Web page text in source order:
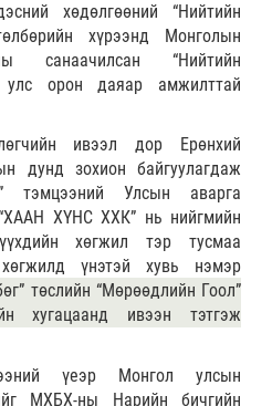
хөдөлгөөний “Нийтийн
хүрээнд Монголын
санаачилсан “Нийтийн
улс орон даяар амжилттай
ивээл дор Ерөнхий
дунд зохион байгуулагдаж
тэмцээний Улсын аварга
ХҮНС ХХК” нь нийгмийн
хөгжил тэр тусмаа
үнэтэй хувь нэмэр
төслийн “Мөрөөдлийн Гоол”
хугацаанд ивээн тэтгэж
үеэр Монгол улсын
МХБХ-ны Нарийн бичгийн